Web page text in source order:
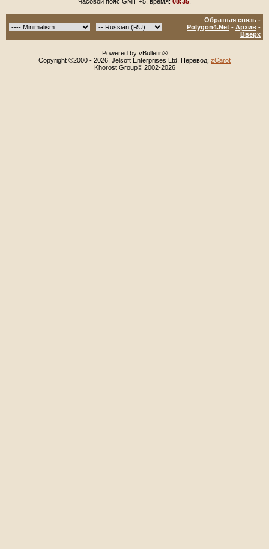
Обратная связь -
Polygon4.Net - Архив -
Вверх
Powered by vBulletin®
Copyright ©2000 - 2026, Jelsoft Enterprises Ltd. Перевод: zCarot
Khorost Group© 2002-2026